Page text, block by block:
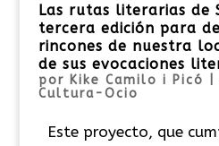
Las rutas literarias de
tercera edición para
rincones de nuestra
de sus evocaciones
por Kike Camilo i Picó
Cultura-Ocio
Este proyecto, que